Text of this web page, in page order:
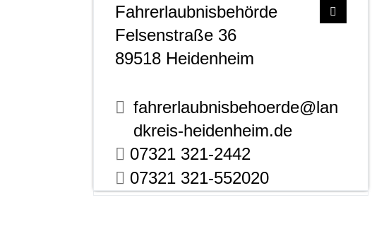
Fahrerlaubnisbehörde
Felsenstraße 36
89518 Heidenheim
fahrerlaubnisbehoerde@lan
dkreis-heidenheim.de
07321 321-2442
07321 321-552020